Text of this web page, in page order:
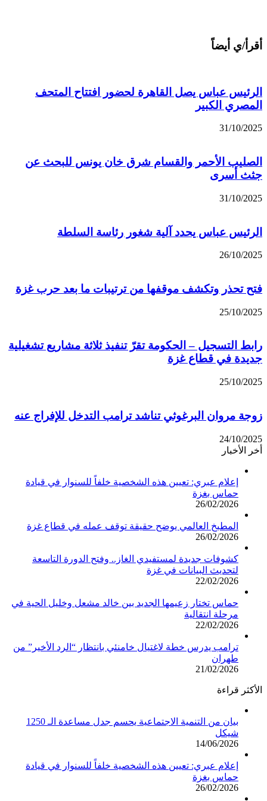
أقرأ/ي أيضاً
الرئيس عباس يصل القاهرة لحضور افتتاح المتحف
المصري الكبير
31/10/2025
الصليب الأحمر والقسام شرق خان يونس للبحث عن
جثث أسرى
31/10/2025
الرئيس عباس يحدد آلية شغور رئاسة السلطة
26/10/2025
فتح تحذر وتكشف موقفها من ترتيبات ما بعد حرب غزة
25/10/2025
رابط التسجيل – الحكومة تقرّ تنفيذ ثلاثة مشاريع تشغيلية
جديدة في قطاع غزة
25/10/2025
زوجة مروان البرغوثي تناشد ترامب التدخل للإفراج عنه
24/10/2025
أخر الأخبار
إعلام عبري: تعيين هذه الشخصية خلفاً للسنوار في قيادة
حماس بغزة
26/02/2026
المطبخ العالمي يوضح حقيقة توقف عمله في قطاع غزة
26/02/2026
كشوفات جديدة لمستفيدي الغاز.. وفتح الدورة التاسعة
لتحديث البيانات في غزة
22/02/2026
حماس تختار زعيمها الجديد بين خالد مشعل وخليل الحية في
مرحلة انتقالية
22/02/2026
ترامب يدرس خطة لاغتيال خامنئي بانتظار “الرد الأخير” من
طهران
21/02/2026
الأكثر قراءة
بيان من التنمية الاجتماعية يحسم جدل مساعدة الـ 1250
شيكل
14/06/2026
إعلام عبري: تعيين هذه الشخصية خلفاً للسنوار في قيادة
حماس بغزة
26/02/2026